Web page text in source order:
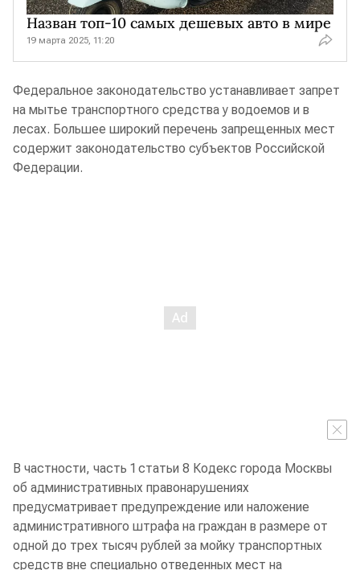
Назван топ-10 самых дешевых авто в мире
19 марта 2025, 11:20
Федеральное законодательство устанавливает запрет
на мытье транспортного средства у водоемов и в
лесах. Большее широкий перечень запрещенных мест
содержит законодательство субъектов Российской
Федерации.
В частности, часть 1 статьи 8 Кодекс города Москвы
об административных правонарушениях
предусматривает предупреждение или наложение
административного штрафа на граждан в размере от
одной до трех тысяч рублей за мойку транспортных
средств вне специально отведенных мест на